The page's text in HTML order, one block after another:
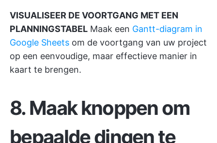
VISUALISEER DE VOORTGANG MET EEN
PLANNINGSTABEL Maak een Gantt-diagram in
Google Sheets om de voortgang van uw project
op een eenvoudige, maar effectieve manier in
kaart te brengen.
8. Maak knoppen om
bepaalde dingen te